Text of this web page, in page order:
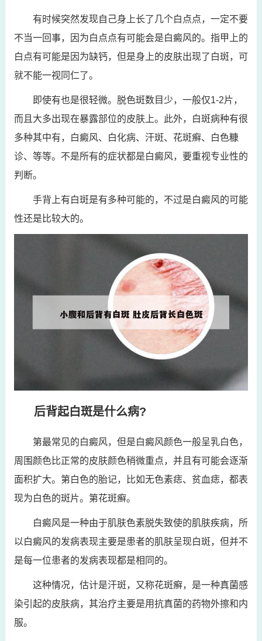
有时候突然发现自己身上长了几个白点点，一定不要
不当一回事，因为白点点有可能会是白癜风的。指甲上的
白点有可能是因为缺钙，但是身上的皮肤出现了白斑，可
就不能一视同仁了。
即使有也是很轻微。脱色斑数目少，一般仅1-2片，
而且大多出现在暴露部位的皮肤上。此外，白斑病种有很
多种其中有，白癜风、白化病、汗斑、花斑癣、白色糠
诊、等等。不是所有的症状都是白癜风，要重视专业性的
判断。
手背上有白斑是有多种可能的，不过是白癜风的可能
性还是比较大的。
后背起白斑是什么病?
第最常见的白癜风，但是白癜风颜色一般呈乳白色，
周围颜色比正常的皮肤颜色稍微重点，并且有可能会逐渐
面积扩大。第白色的胎记，比如无色素痣、贫血痣，都表
现为白色的斑片。第花斑癣。
白癜风是一种由于肌肤色素脱失致使的肌肤疾病，所
以白癜风的发病表现主要是患者的肌肤呈现白斑，但并不
是每一位患者的发病表现都是相同的。
这种情况，估计是汗斑，又称花斑癣，是一种真菌感
染引起的皮肤病，其治疗主要是用抗真菌的药物外擦和内
服。